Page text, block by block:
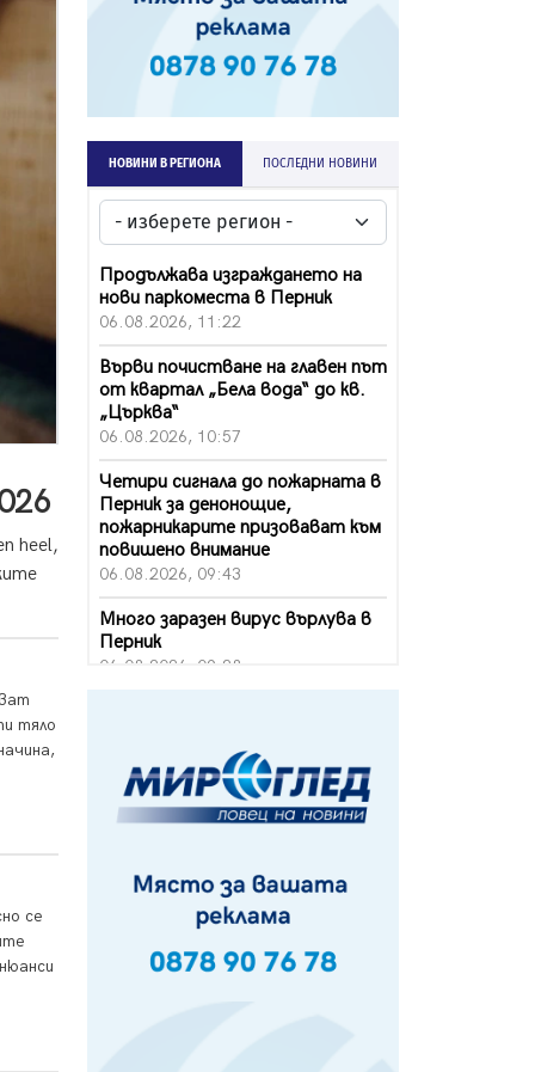
heel,
тяло
се
НОВИНИ В РЕГИОНА ПОСЛЕДНИ НОВИНИ
Продължава изграждането на
нови паркоместа в Перник
06.08.2026, 11:22
Върви почистване на главен път
от квартал „Бела вода“ до кв.
„Църква“
06.08.2026, 10:57
Четири сигнала до пожарната в
Перник за денонощие,
пожарникарите призовават към
повишено внимание
06.08.2026, 09:43
Много заразен вирус върлува в
Перник
06.08.2026, 09:28
време на жътвената кампания в
Перник
06.08.2026, 07:51
през август в Перник
06.08.2026, 00:48
измамите: Проверявайте